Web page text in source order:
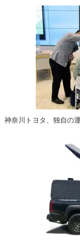
神奈川トヨタ、独自の